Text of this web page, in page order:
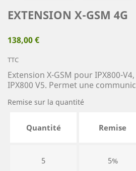
EXTENSION X-GSM 4G
138,00 €
TTC
Extension X-GSM pour IPX800-
IPX800 V5. Permet une
Remise sur la quantité
Quantité Remise
5 5%